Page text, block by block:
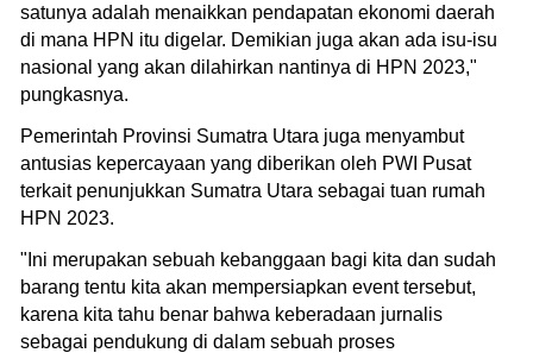
satunya adalah menaikkan pendapatan ekonomi daerah
di mana HPN itu digelar. Demikian juga akan ada isu-isu
nasional yang akan dilahirkan nantinya di HPN 2023,"
pungkasnya.
Pemerintah Provinsi Sumatra Utara juga menyambut
antusias kepercayaan yang diberikan oleh PWI Pusat
terkait penunjukkan Sumatra Utara sebagai tuan rumah
HPN 2023.
"Ini merupakan sebuah kebanggaan bagi kita dan sudah
barang tentu kita akan mempersiapkan event tersebut,
karena kita tahu benar bahwa keberadaan jurnalis
sebagai pendukung di dalam sebuah proses